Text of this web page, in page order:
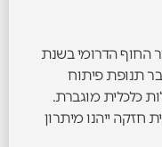
החוף הדרומי בשנת
תנופת פיתוח
כלכלית מוגברת.
חזקה ייהנו מיתרון